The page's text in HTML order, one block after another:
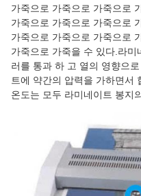
가죽으로 가죽으로 가죽으로
가죽으로 가죽으로 가죽으로
가죽으로 가죽으로 가죽으로
가죽으로 가죽을 수 있다.라
러를 통과 하 고 열의 영향으
트에 약간의 압력을 가하면서
온도는 모두 라미네이트 봉지